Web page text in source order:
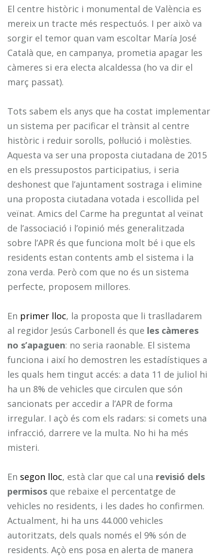
El centre històric i monumental de València es
mereix un tracte més respectuós. I per això va
sorgir el temor quan vam escoltar María José
Català que, en campanya, prometia apagar les
càmeres si era electa alcaldessa (ho va dir el
març passat).
Tots sabem els anys que ha costat implementar
un sistema per pacificar el trànsit al centre
històric i reduir sorolls, pol·lució i molèsties.
Aquesta va ser una proposta ciutadana de 2015
en els pressupostos participatius, i seria
deshonest que l’ajuntament sostraga i elimine
una proposta ciutadana votada i escollida pel
veïnat. Amics del Carme ha preguntat al veïnat
de l’associació i l’opinió més generalitzada
sobre l’APR és que funciona molt bé i que els
residents estan contents amb el sistema i la
zona verda. Però com que no és un sistema
perfecte, proposem millores.
En primer lloc, la proposta que li traslladarem
al regidor Jesús Carbonell és que les càmeres
no s’apaguen: no seria raonable. El sistema
funciona i així ho demostren les estadístiques a
les quals hem tingut accés: a data 11 de juliol hi
ha un 8% de vehicles que circulen que són
sancionats per accedir a l’APR de forma
irregular. I açò és com els radars: si comets una
infracció, darrere ve la multa. No hi ha més
misteri.
En segon lloc, està clar que cal una revisió dels
permisos que rebaixe el percentatge de
vehicles no residents, i les dades ho confirmen.
Actualment, hi ha uns 44.000 vehicles
autoritzats, dels quals només el 9% són de
residents. Açò ens posa en alerta de manera